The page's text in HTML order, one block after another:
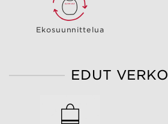
Ekosuunnittelua
EDUT